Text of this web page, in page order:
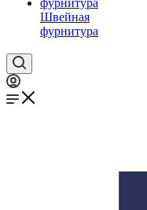
Швейная
фурнитура